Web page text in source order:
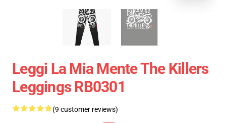
Leggi La Mia Mente The Killers
Leggings RB0301
(9 customer reviews)